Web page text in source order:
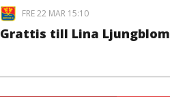
FRE 22 MAR 15:10
Grattis till Lina Ljungblom